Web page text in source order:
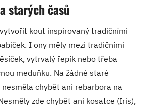
starých časů
kout inspirovaný tradičními
I ony měly mezi tradičními
vytrvalý řepík nebo třeba
meduňku. Na žádné staré
chybět ani rebarbora na
zde chybět ani kosatce (Iris),